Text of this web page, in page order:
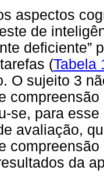
aspectos
de
deficiente”
(Tabela
O sujeito 3
se, para
avaliação,
da